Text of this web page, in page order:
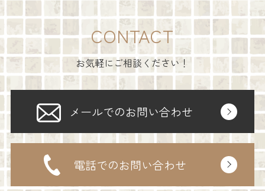
CONTACT
お気軽にご相談ください！
メールでのお問い合わせ
電話でのお問い合わせ